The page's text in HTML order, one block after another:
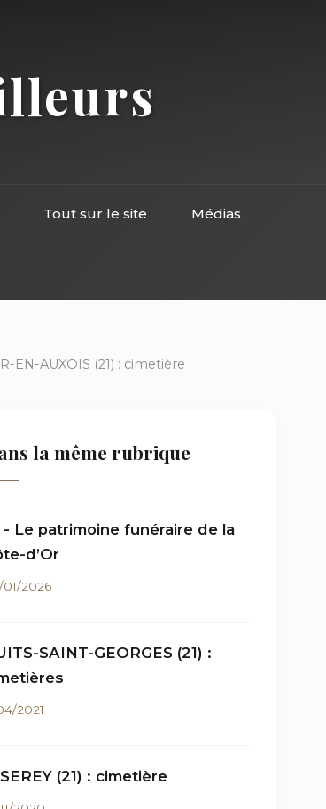
Tout sur le site Médias
EN-AUXOIS (21) : cimetière
la même rubrique
- Le patrimoine funéraire de la
d’Or
01/2026
SAINT-GEORGES (21) :
2021
(21) : cimetière